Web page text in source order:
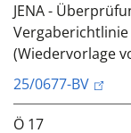
JENA -
(Wiedervorlage
25/0677-BV
Ö 17